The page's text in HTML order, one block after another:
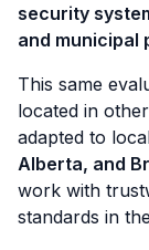
security
and municipal
This same
located in
adapted to
Alberta, and
work with
standards in